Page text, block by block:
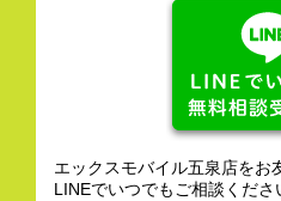
エックスモバイル五泉店をお
LINEでいつでもご相談くださ